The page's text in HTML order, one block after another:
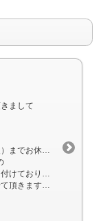
まして
せて頂きます。
おりますが
きますので